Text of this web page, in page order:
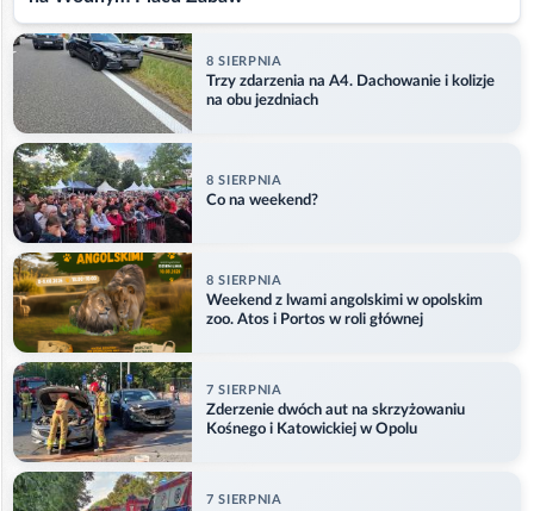
8 SIERPNIA
Trzy zdarzenia na A4. Dachowanie i kolizje
na obu jezdniach
8 SIERPNIA
Co na weekend?
8 SIERPNIA
Weekend z lwami angolskimi w opolskim
zoo. Atos i Portos w roli głównej
7 SIERPNIA
Zderzenie dwóch aut na skrzyżowaniu
Kośnego i Katowickiej w Opolu
7 SIERPNIA